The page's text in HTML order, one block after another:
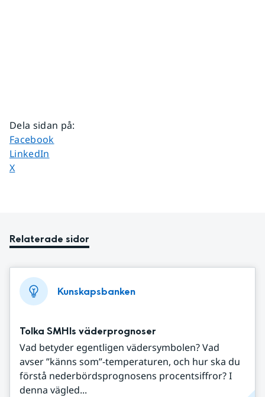
Dela sidan på:
Dela sidan på
Facebook
Dela sidan på
LinkedIn
Dela sidan på
X
Relaterade sidor
Kunskapsbanken
Tolka SMHIs väderprognoser
Vad betyder egentligen vädersymbolen? Vad
avser ”känns som”-temperaturen, och hur ska du
förstå nederbördsprognosens procentsiffror? I
denna vägled...